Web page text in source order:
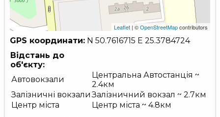
Leaflet | ©OpenStreetMapcontributors
GPS координати: N 50.7616715 E 25.3784724
Відстань до
об'єкту:
Автовокзали
Центральна Автостанція ~
2.4км
Залізничні вокзали Залізничний вокзал ~ 2.7км
Центр міста
Центр міста ~ 4.8км